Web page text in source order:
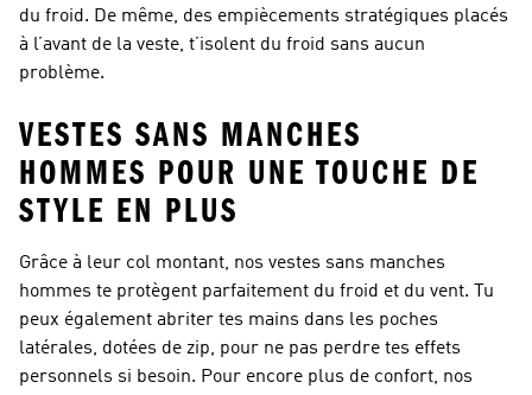
du froid. De même, des empiècements stratégiques placés
à l’avant de la veste, t’isolent du froid sans aucun
problème.
VESTES SANS MANCHES
HOMMES POUR UNE TOUCHE DE
STYLE EN PLUS
Grâce à leur col montant, nos vestes sans manches
hommes te protègent parfaitement du froid et du vent. Tu
peux également abriter tes mains dans les poches
latérales, dotées de zip, pour ne pas perdre tes effets
personnels si besoin. Pour encore plus de confort, nos